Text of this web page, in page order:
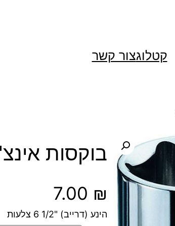
קטלוגצור קשר
בוקסות
7.00 ₪
הינע (דרייב) "1/2 6 צלעות